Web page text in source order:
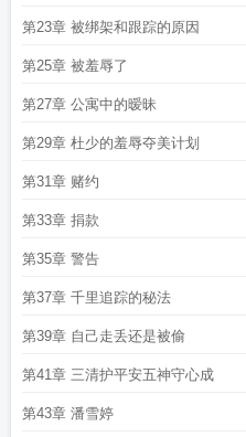
第23章 被绑架和跟踪的原因
第25章 被羞辱了
第27章 公寓中的暧昧
第29章 杜少的羞辱夺美计划
第31章 赌约
第33章 捐款
第35章 警告
第37章 千里追踪的秘法
第39章 自己走丢还是被偷
第41章 三清护平安五神守心成
第43章 潘雪婷